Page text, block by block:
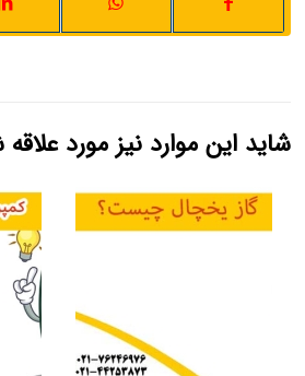
شاید این موارد نیز مورد